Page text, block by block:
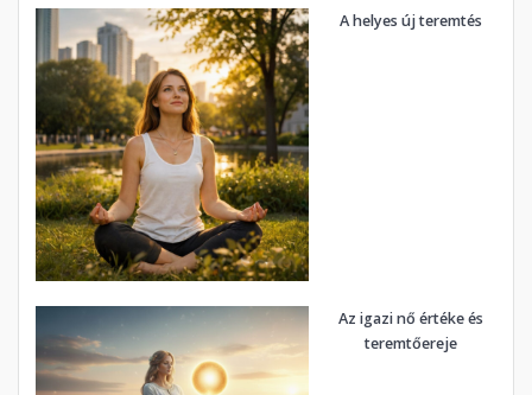
A helyes új teremtés
Az igazi nő értéke és
teremtőereje